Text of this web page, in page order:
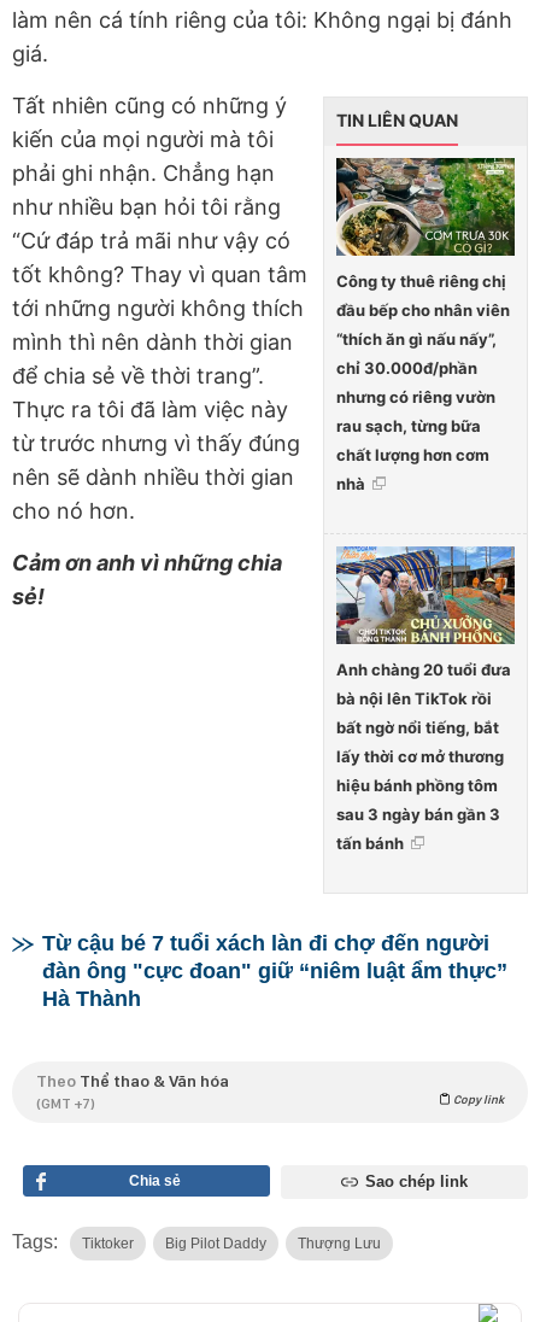
làm nên cá tính riêng của tôi: Không ngại bị đánh
giá.
TIN LIÊN QUAN
Công ty thuê riêng chị
đầu bếp cho nhân viên
“thích ăn gì nấu nấy”,
chỉ 30.000đ/phần
nhưng có riêng vườn
rau sạch, từng bữa
chất lượng hơn cơm
nhà
Anh chàng 20 tuổi đưa
bà nội lên TikTok rồi
bất ngờ nổi tiếng, bắt
lấy thời cơ mở thương
hiệu bánh phồng tôm
sau 3 ngày bán gần 3
tấn bánh
Tất nhiên cũng có những ý
kiến của mọi người mà tôi
phải ghi nhận. Chẳng hạn
như nhiều bạn hỏi tôi rằng
“Cứ đáp trả mãi như vậy có
tốt không? Thay vì quan tâm
tới những người không thích
mình thì nên dành thời gian
để chia sẻ về thời trang”.
Thực ra tôi đã làm việc này
từ trước nhưng vì thấy đúng
nên sẽ dành nhiều thời gian
cho nó hơn.
Cảm ơn anh vì những chia
sẻ!
Từ cậu bé 7 tuổi xách làn đi chợ đến người
đàn ông "cực đoan" giữ “niêm luật ẩm thực”
Hà Thành
Theo Thể thao & Văn hóa
(GMT +7) Copy link
Chia sẻ Sao chép link
Tags: Tiktoker Big Pilot Daddy Thượng Lưu